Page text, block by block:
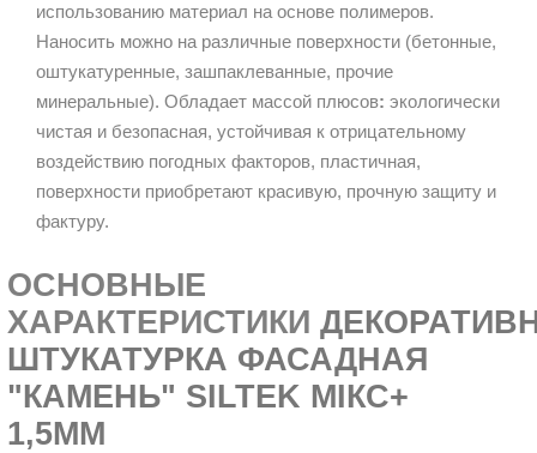
использованию материал на основе полимеров.
Наносить можно на различные поверхности (бетонные,
оштукатуренные, зашпаклеванные, прочие
минеральные). Обладает массой плюсов: экологически
чистая и безопасная, устойчивая к отрицательному
воздействию погодных факторов, пластичная,
поверхности приобретают красивую, прочную защиту и
фактуру.
ОСНОВНЫЕ
ХАРАКТЕРИСТИКИ
ШТУКАТУРКА ФАСАДНАЯ
"КАМЕНЬ" SILTEK МІКС+
1,5ММ